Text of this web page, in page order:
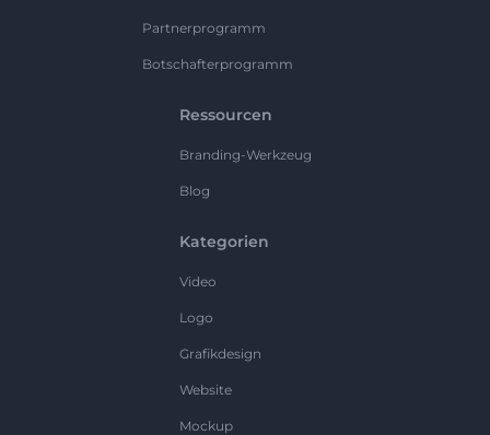
Partnerprogramm
Botschafterprogramm
Ressourcen
Branding-Werkzeug
Blog
Kategorien
Video
Logo
Grafikdesign
Website
Mockup